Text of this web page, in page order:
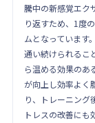
騰中の新感覚エク
り返すため、1度
ムとなっています
通い続けられるこ
ら温める効果のあ
が向上し効率よく
り、トレーニング
トレスの改善にも